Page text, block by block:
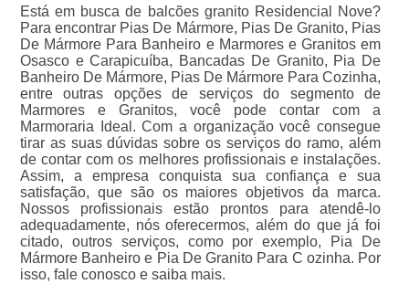
Está em busca de balcões granito Residencial Nove?
Para encontrar Pias De Mármore, Pias De Granito, Pias
De Mármore Para Banheiro e Marmores e Granitos em
Osasco e Carapicuíba, Bancadas De Granito, Pia De
Banheiro De Mármore, Pias De Mármore Para Cozinha,
entre outras opções de serviços do segmento de
Marmores e Granitos, você pode contar com a
Marmoraria Ideal. Com a organização você consegue
tirar as suas dúvidas sobre os serviços do ramo, além
de contar com os melhores profissionais e instalações.
Assim, a empresa conquista sua confiança e sua
satisfação, que são os maiores objetivos da marca.
Nossos profissionais estão prontos para atendê-lo
adequadamente, nós oferecermos, além do que já foi
citado, outros serviços, como por exemplo, Pia De
Mármore Banheiro e Pia De Granito Para C ozinha. Por
isso, fale conosco e saiba mais.